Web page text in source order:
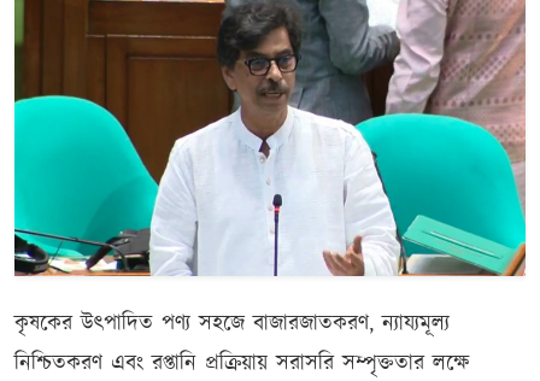
কৃষকের উৎপাদিত পণ্য সহজে বাজারজাতকরণ, ন্যায্যমূল্য
নিশ্চিতকরণ এবং রপ্তানি প্রক্রিয়ায় সরাসরি সম্পৃক্ততার লক্ষে